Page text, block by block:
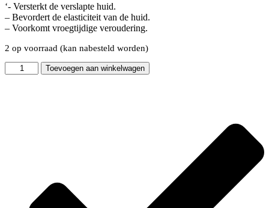
‘- Versterkt de verslapte huid.
– Bevordert de elasticiteit van de huid.
– Voorkomt vroegtijdige veroudering.
2 op voorraad (kan nabesteld worden)
Superior
Eye
Toevoegen aan winkelwagen